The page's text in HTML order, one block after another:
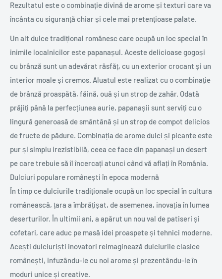
Rezultatul este o combinație divină de arome și texturi care va
încânta cu siguranță chiar și cele mai pretențioase palate.
Un alt dulce tradițional românesc care ocupă un loc special în
inimile localnicilor este papanașul. Aceste delicioase gogoși
cu brânză sunt un adevărat răsfăț, cu un exterior crocant și un
interior moale și cremos. Aluatul este realizat cu o combinație
de brânză proaspătă, făină, ouă și un strop de zahăr. Odată
prăjiți până la perfecțiunea aurie, papanașii sunt serviți cu o
lingură generoasă de smântână și un strop de compot delicios
de fructe de pădure. Combinația de arome dulci și picante este
pur și simplu irezistibilă, ceea ce face din papanași un desert
pe care trebuie să îl încercați atunci când vă aflați în România.
Dulciuri populare românești în epoca modernă
În timp ce dulciurile tradiționale ocupă un loc special în cultura
românească, țara a îmbrățișat, de asemenea, inovația în lumea
deserturilor. În ultimii ani, a apărut un nou val de patiseri și
cofetari, care aduc pe masă idei proaspete și tehnici moderne.
Acești dulciuriști inovatori reimaginează dulciurile clasice
românești, infuzându-le cu noi arome și prezentându-le în
moduri unice și creative.